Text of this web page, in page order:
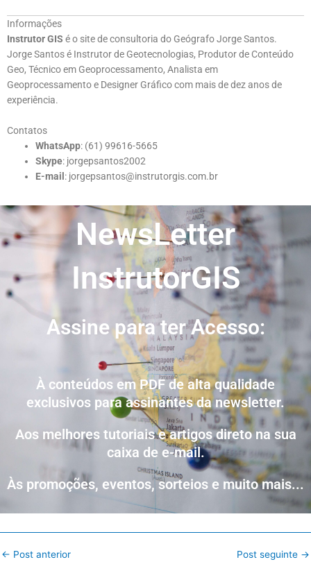
Informações
Instrutor GIS é o site de consultoria do Geógrafo Jorge Santos.
Jorge Santos é Instrutor de Geotecnologias, Produtor de Conteúdo
Geo, Técnico em Geoprocessamento, Analista em
Geoprocessamento e Designer Gráfico com mais de dez anos de
experiência.
Contatos
WhatsApp: (61) 99616-5665
Skype: jorgepsantos2002
E-mail : jorgepsantos@instrutorgis.com.br
NewsLetter
InstrutorGIS
Assine para ter Acesso:
À conteúdos em PDF de alta qualidade
exclusivos para assinantes da newsletter.
Aos melhores tutoriais e artigos direto na sua
caixa de e-mail.
Às promoções, eventos, sorteios e muito mais...
← Post anterior Post seguinte →